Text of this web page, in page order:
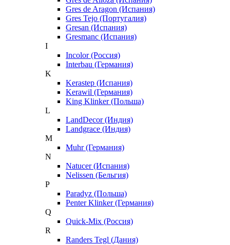
Gres de Aragon (Испания)
Gres Tejo (Португалия)
Gresan (Испания)
Gresmanc (Испания)
I
Incolor (Россия)
Interbau (Германия)
K
Kerastep (Испания)
Kerawil (Германия)
King Klinker (Польша)
L
LandDecor (Индия)
Landgrace (Индия)
M
Muhr (Германия)
N
Natucer (Испания)
Nelissen (Бельгия)
P
Paradyz (Польша)
Penter Klinker (Германия)
Q
Quick-Mix (Россия)
R
Randers Tegl (Дания)